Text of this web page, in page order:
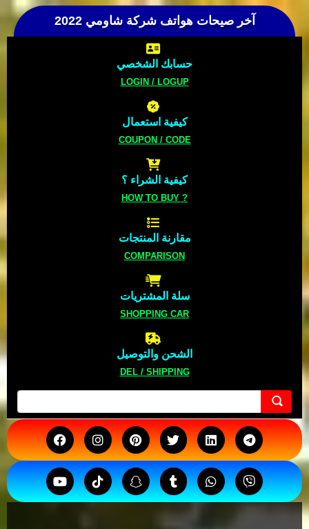
آخر صيحات هواتف شركة شاومي 2022
حسابك الشخصي
LOGIN / LOGUP
كيفية استعمال
COUPON / CODE
كيفية الشراء ؟
HOW TO BUY ?
مقارنة المنتجات
COMPARISON
سلة المشتريات
SHOPPING CAR
الشحن والتوصيل
DEL / SHIPPING